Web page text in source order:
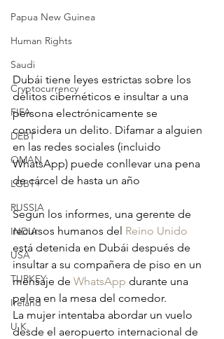
Papua New Guinea
Human Rights
Saudi
Cryptocurrency
FIFA
DEBT
OMAN
LGBT+
RUSSIA
INDIA
USA
TURKEY
Ireland
U.K.
Dubái tiene leyes estrictas sobre los
delitos cibernéticos e insultar a una
persona electrónicamente se
considera un delito. Difamar a alguien
en las redes sociales (incluido
WhatsApp) puede conllevar una pena
de cárcel de hasta un año
Según los informes, una gerente de
recursos humanos del Reino Unido
está detenida en Dubái después de
insultar a su compañera de piso en un
mensaje de WhatsApp durante una
pelea en la mesa del comedor.
La mujer intentaba abordar un vuelo
desde el aeropuerto internacional de